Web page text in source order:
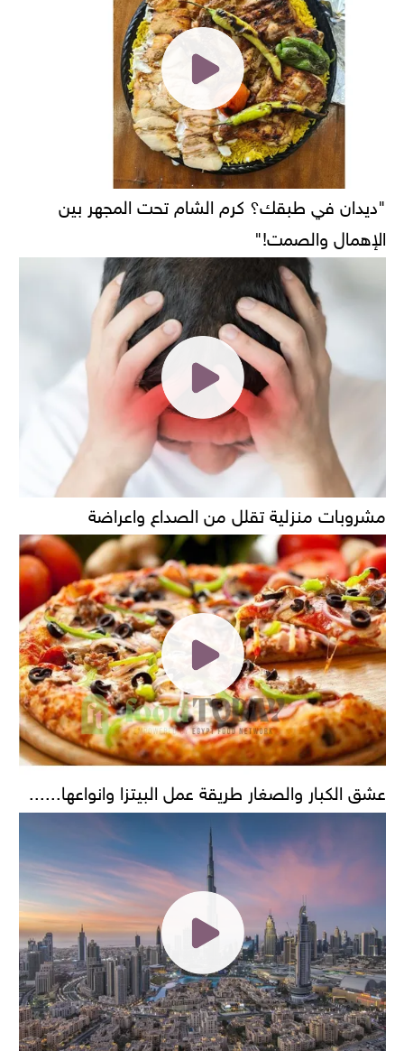
"ديدان في طبقك؟ كرم الشام تحت المجهر بين
الإهمال والصمت!"
مشروبات منزلية تقلل من الصداع واعراضة
عشق الكبار والصغار طريقة عمل البيتزا وانواعها......